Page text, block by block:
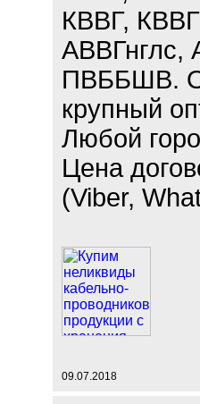
КВВГ,
ПВББШВ.
крупный
Любой
Цена
(Viber,
09.07.2018